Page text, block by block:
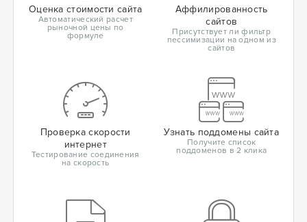
Оценка стоимости сайта
Автоматический расчет
рыночной цены по
формуле
Аффилированность
сайтов
Присутствует ли фильтр
пессимизации на одном из
сайтов
Проверка скорости
интернет
Тестирование соединения
на скорость
Узнать поддомены сайта
Получите список
поддоменов в 2 клика